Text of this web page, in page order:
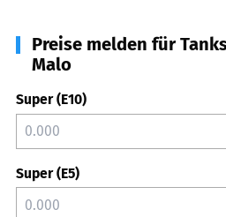
Preise melden für
Malo
Super (E10)
Super (E5)